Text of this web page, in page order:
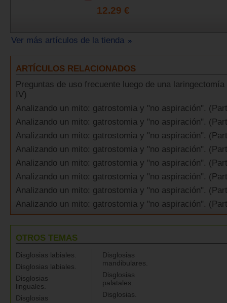
12.29 €
Ver más artículos de la tienda
ARTÍCULOS RELACIONADOS
Preguntas de uso frecuente luego de una
IV)
Analizando un mito: gatrostomia y "no aspiración".
Analizando un mito: gatrostomia y "no aspiración".
Analizando un mito: gatrostomia y "no aspiración".
Analizando un mito: gatrostomia y "no aspiración".
Analizando un mito: gatrostomia y "no aspiración".
Analizando un mito: gatrostomia y "no aspiración".
Analizando un mito: gatrostomia y "no aspiración".
Analizando un mito: gatrostomia y "no aspiración".
OTROS TEMAS
Disglosias labiales.
Disglosias labiales.
Disglosias
linguales.
Disglosias
Disglosias
mandibulares.
Disglosias
palatales.
Disglosias.